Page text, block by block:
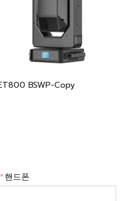
BSWP-Copy
* 핸드폰